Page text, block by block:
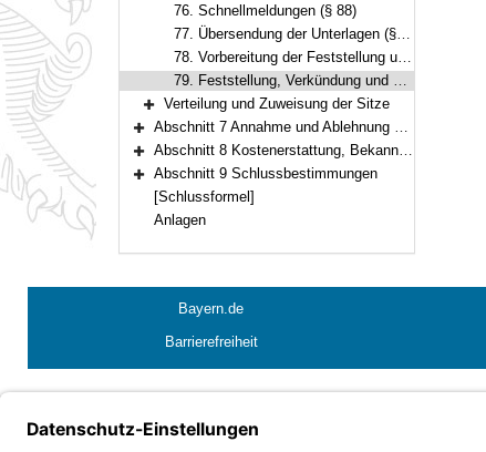
76. Schnellmeldungen (§ 88)
77. Übersendung der Unterlagen (§ 89)
78. Vorbereitung der Feststellung und Verkündung des vorläufigen Wahlergebnisses (Art. 19 Abs. 3, § 90)
79. Feststellung, Verkündung und Bekanntmachung des abschließenden Wahlergebnisses (Art. 19 Abs. 3, § 92)
Bereich erweitern
Verteilung und Zuweisung der Sitze
Bereich erweitern
Abschnitt 7 Annahme und Ablehnung der Wahl
Bereich erweitern
Abschnitt 8 Kostenerstattung, Bekanntmachungen, Abstimmungsunterlagen, Statistik
Bereich erweitern
Abschnitt 9 Schlussbestimmungen
[Schlussformel]
Anlagen
Bayern.de
Barrierefreiheit